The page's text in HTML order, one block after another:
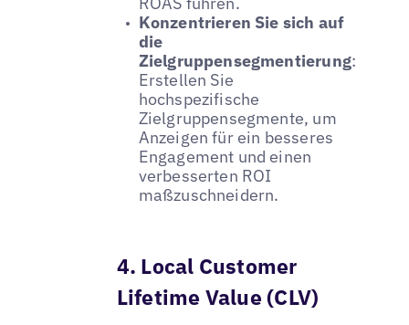
Konzentrieren Sie sich auf
die
Zielgruppensegmentierung:
Erstellen Sie
hochspezifische
Zielgruppensegmente, um
Anzeigen für ein besseres
Engagement und einen
verbesserten ROI
maßzuschneidern.
4. Local Customer
Lifetime Value (CLV)